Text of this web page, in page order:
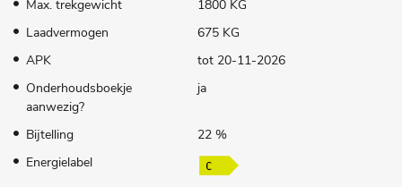
Max. trekgewicht
1800 KG
Laadvermogen
675 KG
APK
tot 20-11-2026
Onderhoudsboekje
aanwezig?
ja
Bijtelling
22 %
Energielabel